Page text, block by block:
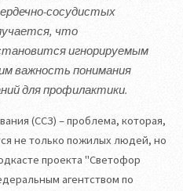
сосудистых
что
игнорируемым
важность понимания
для профилактики.
(ССЗ) – проблема, которая,
не только пожилых людей, но
проекта "Светофор
агентством по